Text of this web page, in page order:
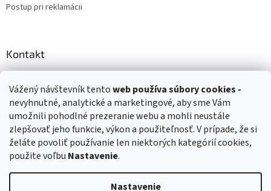
Vážený návštevník tentoweb používasúbory cookies -
nevyhnutné, analytické a marketingové, aby sme Vám
umožnili pohodlné prezeranie webu a mohli neustále
zlepšovať jeho funkcie, výkon a použiteľnosť. V prípade, že si
želáte povoliť používanie len niektorých kategórií cookies,
použite voľbu Nastavenie.
Nastavenie
Postup pri reklamácii
Kontakt
+421 903 144 673